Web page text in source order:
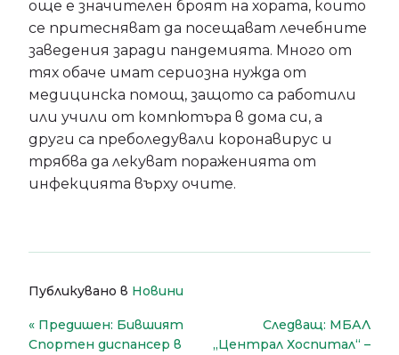
още е значителен броят на хората, които
се притесняват да посещават лечебните
заведения заради пандемията. Много от
тях обаче имат сериозна нужда от
медицинска помощ, защото са работили
или учили от компютъра в дома си, а
други са преболедували коронавирус и
трябва да лекуват пораженията от
инфекцията върху очите.
Публикувано в Новини
Навигация
Предишен: Бившият
Спортен диспансер в
Следващ: МБАЛ
„Централ Хоспитал“ –